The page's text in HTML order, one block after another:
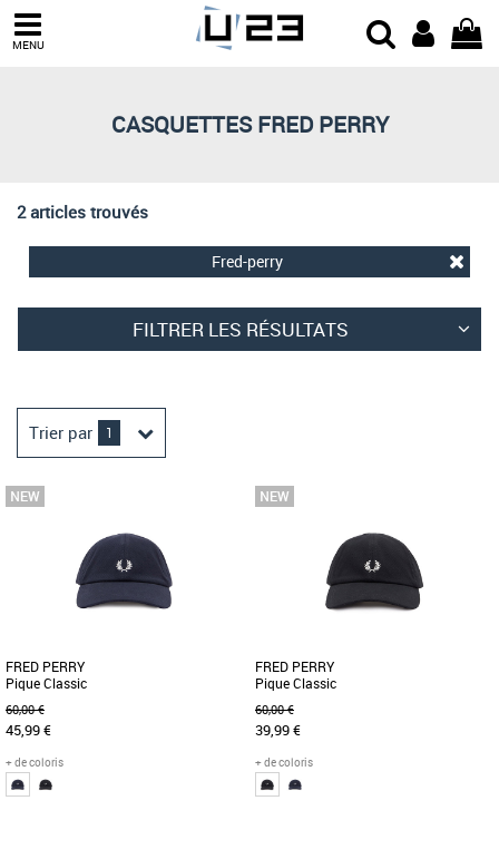
MENU
CASQUETTES FRED PERRY
2 articles trouvés
Fred-perry
FILTRER LES RÉSULTATS
Trier par 1
Trier par
Meilleures remises
FRED PERRY
Pique Classic
60,00 €
45,99 €
+ de coloris
FRED PERRY
Pique Classic
60,00 €
39,99 €
+ de coloris